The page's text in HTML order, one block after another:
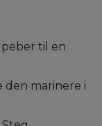
peber til en
den marinere i